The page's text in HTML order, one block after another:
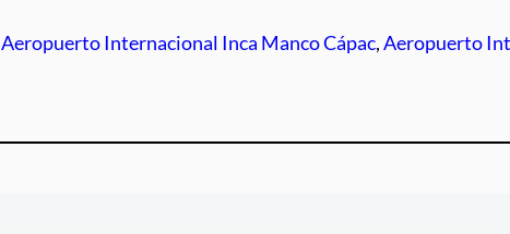
Aeropuerto Internacional Inca Manco Cápac, Aeropuerto